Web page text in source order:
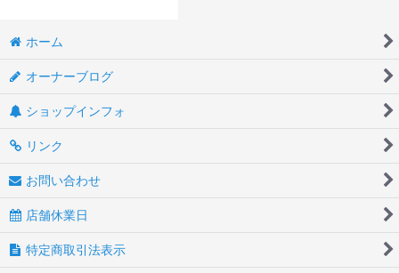
ホーム
オーナーブログ
ショップインフォ
リンク
お問い合わせ
店舗休業日
特定商取引法表示